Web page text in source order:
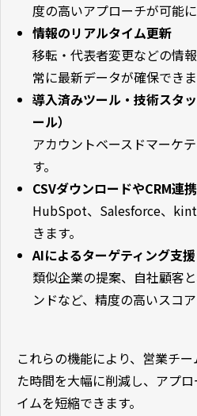
度の高いアプローチが可能に
情報のリアルタイム更新
移転・代表者変更などの情
常に最新データが確保できま
導入済みツール・技術スタ
ール）
アカウントベースドマーケ
す。
CSVダウンロードやCRM連携
HubSpot、Salesforce、
きます。
AIによるターゲティング支援
類似企業の提案、自社顧客
ンドなど、精度の高いスコ
これらの機能により、営業チ
た時間を大幅に削減し、アプ
イムを短縮できます。